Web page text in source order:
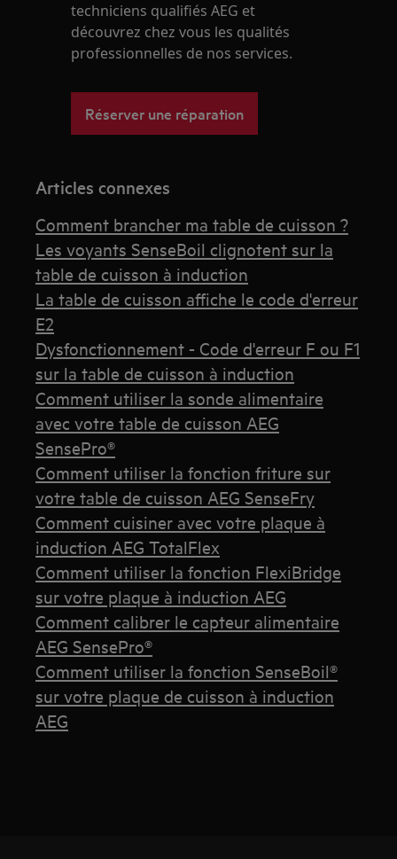
techniciens qualifiés AEG et
découvrez chez vous les qualités
professionnelles de nos services.
Réserver une réparation
Articles connexes
Comment brancher ma table de cuisson ?
Les voyants SenseBoil clignotent sur la
table de cuisson à induction
La table de cuisson affiche le code d'erreur
E2
Dysfonctionnement - Code d'erreur F ou F1
sur la table de cuisson à induction
Comment utiliser la sonde alimentaire
avec votre table de cuisson AEG
SensePro®
Comment utiliser la fonction friture sur
votre table de cuisson AEG SenseFry
Comment cuisiner avec votre plaque à
induction AEG TotalFlex
Comment utiliser la fonction FlexiBridge
sur votre plaque à induction AEG
Comment calibrer le capteur alimentaire
AEG SensePro®
Comment utiliser la fonction SenseBoil®
sur votre plaque de cuisson à induction
AEG